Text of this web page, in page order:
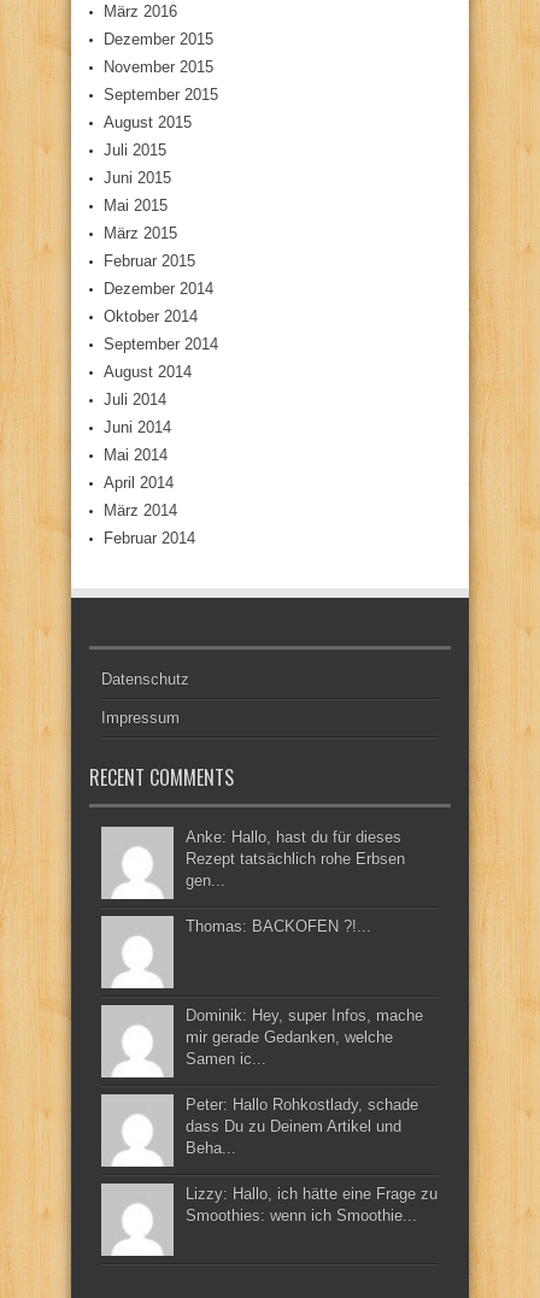
März 2016
Dezember 2015
November 2015
September 2015
August 2015
Juli 2015
Juni 2015
Mai 2015
März 2015
Februar 2015
Dezember 2014
Oktober 2014
September 2014
August 2014
Juli 2014
Juni 2014
Mai 2014
April 2014
März 2014
Februar 2014
Datenschutz
Impressum
RECENT COMMENTS
Anke: Hallo, hast du für dieses
Rezept tatsächlich rohe Erbsen
gen...
Thomas: BACKOFEN ?!...
Dominik: Hey, super Infos, mache
mir gerade Gedanken, welche
Samen ic...
Peter: Hallo Rohkostlady, schade
dass Du zu Deinem Artikel und
Beha...
Lizzy: Hallo, ich hätte eine Frage zu
Smoothies: wenn ich Smoothie...